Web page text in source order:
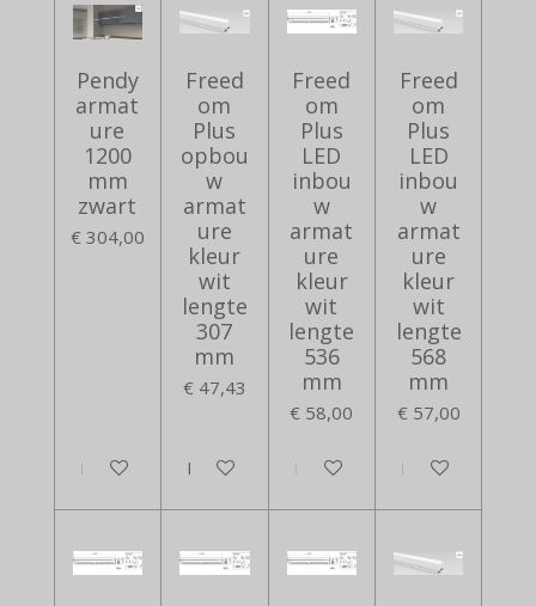
Pendy
armat
ure
1200
mm
zwart
€ 304,00
In winkelwagen
Freed
om
Plus
opbou
w
armat
ure
kleur
wit
lengte
307
mm
€ 47,43
In winkelwagen
Freed
om
Plus
LED
inbou
w
armat
ure
kleur
wit
lengte
536
mm
€ 58,00
In winkelwagen
Freed
om
Plus
LED
inbou
w
armat
ure
kleur
wit
lengte
568
mm
€ 57,00
In winkelwagen